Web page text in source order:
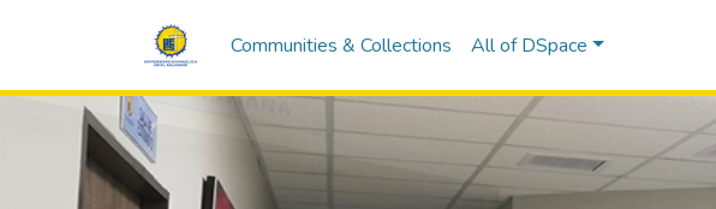
Communities & Collections All of DSpace